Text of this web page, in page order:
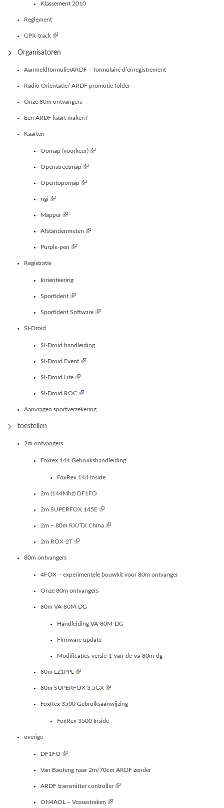
Klassement 2010
Reglement
GPX-track
Organisatoren
AanmeldformulierARDF – formulaire d’enregistrement
Radio Oriëntatie/ ARDF promotie folder
Onze 80m ontvangers
Een ARDF kaart maken?
Kaarten
Oomap (voorkeur)
Openstreetmap
Opentopomap
ngi
Mapper
Afstandenmeten
Purple-pen
Registratie
Ioriënteering
SportIdent
SportIdent Software
SI-Droid
SI-Droid handleiding
SI-Droid Event
SI-Droid Lite
SI-Droid ROC
Aanvragen sportverzekering
toestellen
2m ontvangers
Foxrex 144 Gebruikshandleiding
FoxRex 144 Inside
2m (144Mhz) DF1FO
2m SUPERFOX 145E
2m – 80m RX/TX China
2m ROX-2T
80m ontvangers
4FOX – experimentele bouwkit voor 80m ontvanger
Onze 80m ontvangers
80m VA-80M-DG
Handleiding VA-80M-DG
Firmware update
Modificaties-versie-1-van-de-va-80m-dg
80m LZ1PPL
80m SUPERFOX 3,5GX
FoxRex 3500 Gebruiksaanwijzing
FoxRex 3500 Inside
overige
DF1FO
Van Baofeng naar 2m/70cm ARDF zender
ARDF transmitter controller
ON4AOL – Vossestreken